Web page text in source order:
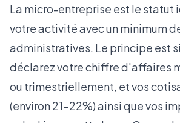
La micro-entreprise est le statut
votre activité avec un minimum
administratives. Le principe est
déclarez votre chiffre d'affaires
ou trimestriellement, et vos
(environ 21-22%) ainsi que vos